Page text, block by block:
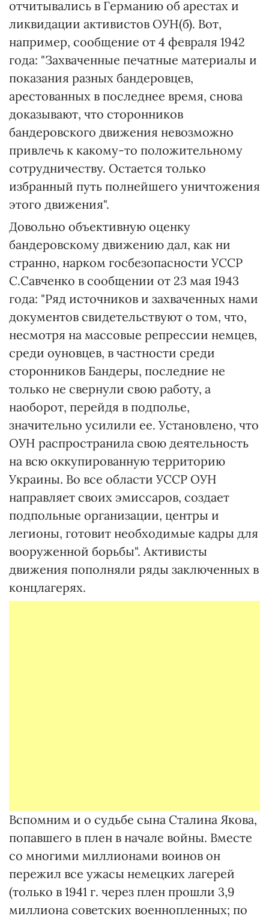
отчитывались в Германию об арестах и
ликвидации активистов ОУН(б). Вот,
например, сообщение от 4 февраля 1942
года: "Захваченные печатные материалы и
показания разных бандеровцев,
арестованных в последнее время, снова
доказывают, что сторонников
бандеровского движения невозможно
привлечь к какому-то положительному
сотрудничеству. Остается только
избранный путь полнейшего уничтожения
этого движения".
Довольно объективную оценку
бандеровскому движению дал, как ни
странно, нарком госбезопасности УССР
С.Савченко в сообщении от 23 мая 1943
года: "Ряд источников и захваченных нами
документов свидетельствуют о том, что,
несмотря на массовые репрессии немцев,
среди оуновцев, в частности среди
сторонников Бандеры, последние не
только не свернули свою работу, а
наоборот, перейдя в подполье,
значительно усилили ее. Установлено, что
ОУН распространила свою деятельность
на всю оккупированную территорию
Украины. Во все области УССР ОУН
направляет своих эмиссаров, создает
подпольные организации, центры и
легионы, готовит необходимые кадры для
вооруженной борьбы". Активисты
движения пополняли ряды заключенных в
концлагерях.
Вспомним и о судьбе сына Сталина Якова,
попавшего в плен в начале войны. Вместе
со многими миллионами воинов он
пережил все ужасы немецких лагерей
(только в 1941 г. через плен прошли 3,9
миллиона советских военнопленных; по